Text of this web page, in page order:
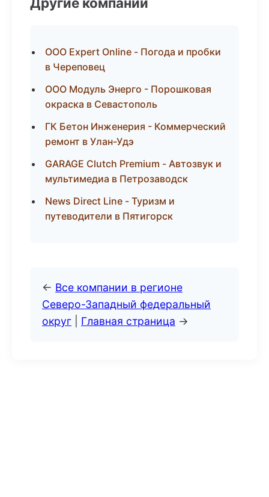
ООО Expert Online - Погода и пробки
в Череповец
ООО Модуль Энерго - Порошковая
окраска в Севастополь
ГК Бетон Инженерия - Коммерческий
ремонт в Улан-Удэ
GARAGE Clutch Premium - Автозвук и
мультимедиа в Петрозаводск
News Direct Line - Туризм и
путеводители в Пятигорск
← Все компании в регионе
Северо-Западный федеральный
округ
Главная страница →